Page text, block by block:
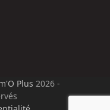
Plus 2026 -